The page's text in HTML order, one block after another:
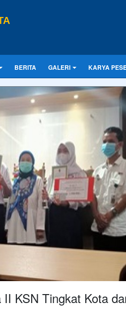
BERITA GALERI KARYA
KSN Tingkat Kota